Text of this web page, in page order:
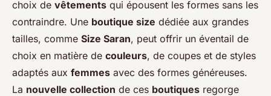
choix de vêtements qui épousent les formes sans les
contraindre. Une boutique size dédiée aux grandes
tailles, comme Size Saran, peut offrir un éventail de
choix en matière de couleurs, de coupes et de styles
adaptés aux femmes avec des formes généreuses.
La nouvelle collection de ces boutiques regorge